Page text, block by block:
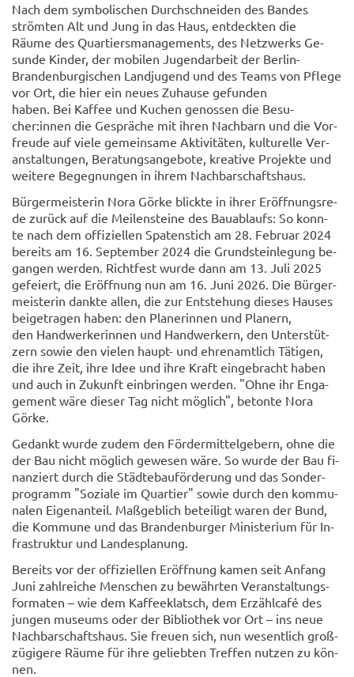
Nach dem sym­bo­li­schen Durch­schnei­den des Ban­des
ström­ten Alt und Jung in das Haus, ent­deck­ten die
Räume des Quar­tiers­ma­nage­ments, des Netz­werks Ge­
sun­de Kin­der, der mo­bi­len Ju­gend­ar­beit der Berlin-​
Brandenburgischen Land­ju­gend und des Teams von Pfle­ge
vor Ort, die hier ein neues Zu­hau­se ge­fun­den
haben. Bei Kaf­fee und Ku­chen ge­nos­sen die Be­su­
cher:innen die Ge­sprä­che mit ihren Nach­barn und die Vor­
freu­de auf viele ge­mein­sa­me Ak­ti­vi­tä­ten, kul­tu­rel­le Ver­
an­stal­tun­gen, Be­ra­tungs­an­ge­bo­te, krea­ti­ve Pro­jek­te und
wei­te­re Be­geg­nun­gen in ihrem Nach­bar­schafts­haus.
Bür­ger­meis­te­rin Nora Görke blick­te in ihrer Er­öff­nungs­re­
de zu­rück auf die Mei­len­stei­ne des Bau­ab­laufs: So konn­
te nach dem of­fi­zi­el­len Spa­ten­stich am 28. Fe­bru­ar 2024
be­reits am 16. Sep­tem­ber 2024 die Grund­stein­le­gung be­
gan­gen wer­den. Richt­fest wurde dann am 13. Juli 2025
ge­fei­ert, die Er­öff­nung nun am 16. Juni 2026. Die Bür­ger­
meis­te­rin dank­te allen, die zur Ent­ste­hung die­ses Hau­ses
bei­getra­gen haben: den Pla­ne­rin­nen und Pla­nern,
den Hand­wer­ke­rin­nen und Hand­wer­kern, den Un­ter­stüt­
zern sowie den vie­len haupt-​ und eh­ren­amt­lich Tä­ti­gen,
die ihre Zeit, ihre Idee und ihre Kraft ein­ge­bracht haben
und auch in Zu­kunft ein­brin­gen wer­den. "Ohne ihr En­ga­
ge­ment wäre die­ser Tag nicht mög­lich", be­ton­te Nora
Görke.
Ge­dankt wurde zudem den För­der­mit­tel­ge­bern, ohne die
der Bau nicht mög­lich ge­we­sen wäre. So wurde der Bau fi­
nan­ziert durch die Städ­te­bau­för­de­rung und das Son­der­
pro­gramm "So­zia­le im Quar­tier" sowie durch den kom­mu­
na­len Ei­gen­an­teil. Maß­geb­lich be­tei­ligt waren der Bund,
die Kom­mu­ne und das Bran­den­bur­ger Mi­nis­te­ri­um für In­
fra­struk­tur und Lan­des­pla­nung.
Be­reits vor der of­fi­zi­el­len Er­öff­nung kamen seit An­fang
Juni zahl­rei­che Men­schen zu be­währ­ten Ver­an­stal­tungs­
for­ma­ten – wie dem Kaf­fee­klatsch, dem Er­zähl­café des
jun­gen mu­se­ums oder der Bi­blio­thek vor Ort – ins neue
Nach­bar­schafts­haus. Sie freu­en sich, nun we­sent­lich groß­
zü­gi­ge­re Räume für ihre ge­lieb­ten Tref­fen nut­zen zu kön­
nen.